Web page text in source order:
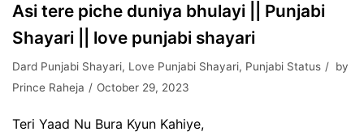
Asi tere piche duniya bhulayi || Punjabi
Shayari || love punjabi shayari
Dard Punjabi Shayari, Love Punjabi Shayari, Punjabi Status
by
Prince Raheja
October 29, 2023
Teri Yaad Nu Bura Kyun Kahiye,